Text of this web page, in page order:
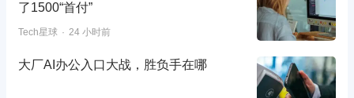
了1500“首付”
Tech星球 24 小时前
大厂AI办公入口大战，胜负手在哪